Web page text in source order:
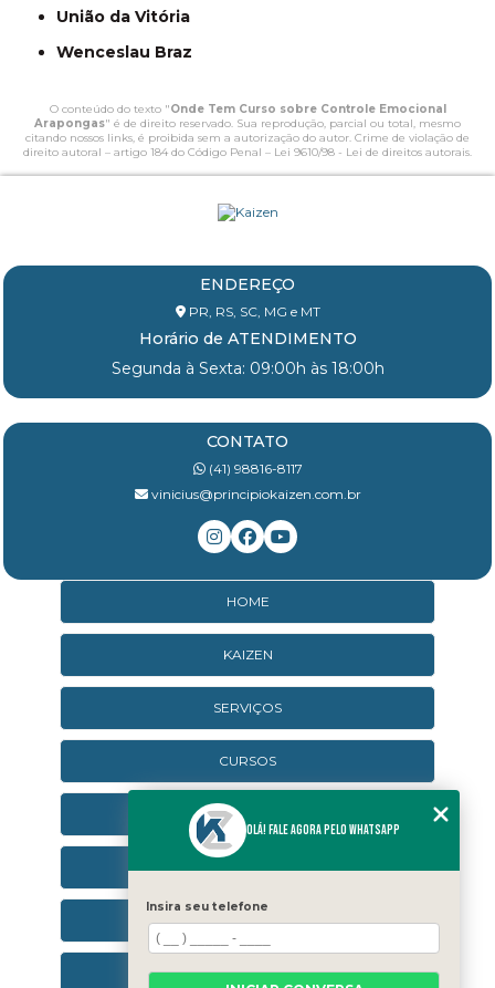
União da Vitória
Wenceslau Braz
O conteúdo do texto "Onde Tem Curso sobre Controle Emocional
Arapongas" é de direito reservado. Sua reprodução, parcial ou total, mesmo
citando nossos links, é proibida sem a autorização do autor. Crime de violação de
direito autoral – artigo 184 do Código Penal – Lei 9610/98 - Lei de direitos autorais.
ENDEREÇO
PR, RS, SC, MG e MT
Horário de ATENDIMENTO
Segunda à Sexta: 09:00h às 18:00h
CONTATO
(41) 98816-8117
vinicius@principiokaizen.com.br
HOME
KAIZEN
SERVIÇOS
CURSOS
CURSOS ONLINE
AGENDA
CONTATO
CATEGORIAS
Olá! Fale agora pelo WhatsApp
Insira seu telefone